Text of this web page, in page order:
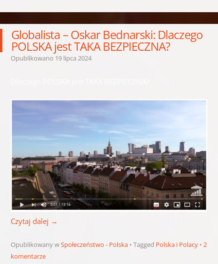
Globalista – Oskar Bednarski: Dlaczego
POLSKA jest TAKA BEZPIECZNA?
Opublikowano 19 lipca 2024
Czytaj dalej →
Opublikowany wSpołeczeństwo - Polska Tagged Polska i Polacy
2
komentarze